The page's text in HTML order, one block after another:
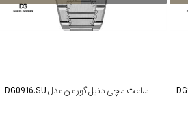
ساعت مچی دنیل گورمن مدل DG0916.SU